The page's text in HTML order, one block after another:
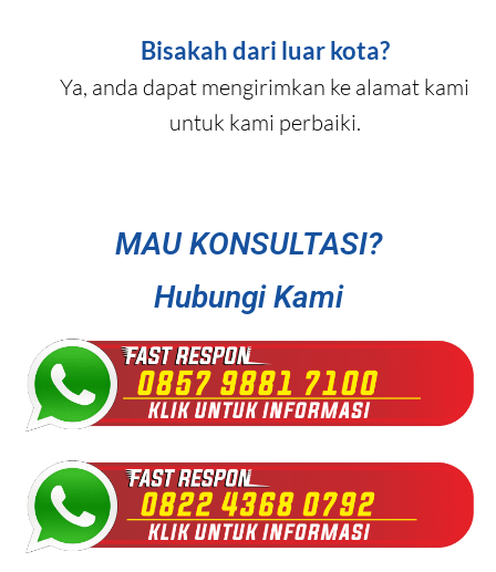
Bisakah dari luar kota?
Ya, anda dapat mengirimkan ke alamat kami
untuk kami perbaiki.
MAU KONSULTASI?
Hubungi Kami